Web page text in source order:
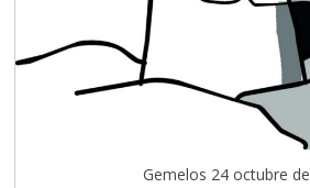
Gemelos 24 octubre